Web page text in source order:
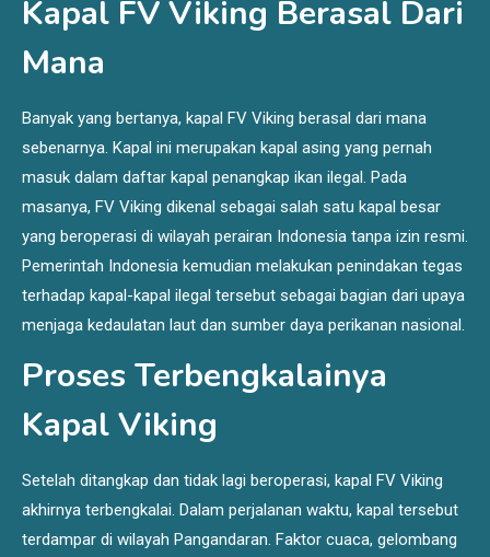
Kapal FV Viking Berasal Dari
Mana
Banyak yang bertanya, kapal FV Viking berasal dari mana
sebenarnya. Kapal ini merupakan kapal asing yang pernah
masuk dalam daftar kapal penangkap ikan ilegal. Pada
masanya, FV Viking dikenal sebagai salah satu kapal besar
yang beroperasi di wilayah perairan Indonesia tanpa izin resmi.
Pemerintah Indonesia kemudian melakukan penindakan tegas
terhadap kapal-kapal ilegal tersebut sebagai bagian dari upaya
menjaga kedaulatan laut dan sumber daya perikanan nasional.
Proses Terbengkalainya
Kapal Viking
Setelah ditangkap dan tidak lagi beroperasi, kapal FV Viking
akhirnya terbengkalai. Dalam perjalanan waktu, kapal tersebut
terdampar di wilayah Pangandaran. Faktor cuaca, gelombang